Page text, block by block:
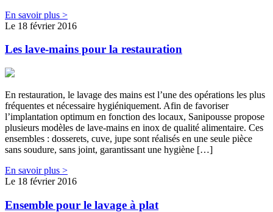
En savoir plus >
Le 18 février 2016
Les lave-mains pour la restauration
En restauration, le lavage des mains est l’une des opérations les plus
fréquentes et nécessaire hygiéniquement. Afin de favoriser
l’implantation optimum en fonction des locaux, Sanipousse propose
plusieurs modèles de lave-mains en inox de qualité alimentaire. Ces
ensembles : dosserets, cuve, jupe sont réalisés en une seule pièce
sans soudure, sans joint, garantissant une hygiène […]
En savoir plus >
Le 18 février 2016
Ensemble pour le lavage à plat